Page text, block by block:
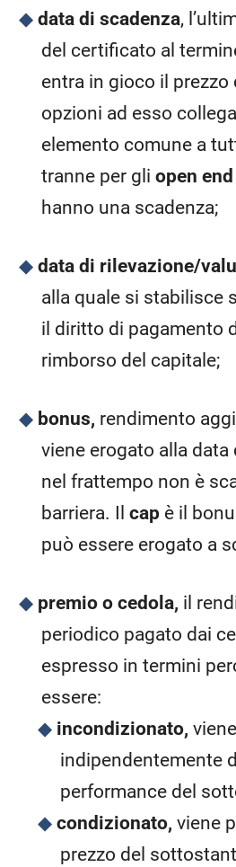
data di scadenza,
del certificato al
entra in gioco il prezzo
opzioni ad esso
elemento comune a
tranne per gli open end
hanno una scadenza;
data di rilevazione/
alla quale si stabilisce
il diritto di pagamento
rimborso del capitale;
bonus, rendimento
viene erogato alla data
nel frattempo non è
barriera. Il cap è il
può essere erogato a
premio o cedola, il
periodico pagato dai
espresso in termini
essere:
incondizionato,
indipendentemente
performance del
condizionato, viene
prezzo del